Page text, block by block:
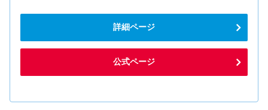
詳細ページ
公式ページ